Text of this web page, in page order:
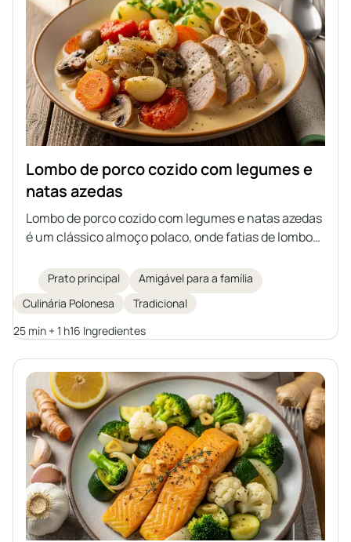
Lombo de porco cozido com legumes e
natas azedas
Lombo de porco cozido com legumes e natas azedas
é um clássico almoço polaco, onde fatias de lombo
cebola, alho e tomate num molho aromático. O prato
é engrossado com natas azedas misturadas com
farinha de trigo e amido, sem necessidade de
adicionar caldo pronto. O lombo fica suculento e os
para servir com batatas, trigo sarraceno ou uma
baguete fresca.
Prato principal
Amigável para a família
Culinária Polonesa
Tradicional
25 min + 1 h16 Ingredientes